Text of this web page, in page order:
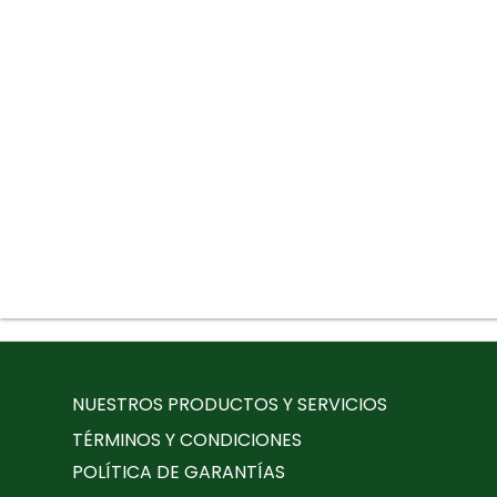
NUESTROS PRODUCTOS Y SERVICIOS
TÉRMINOS Y CONDICIONES
POLÍTICA DE GARANTÍAS